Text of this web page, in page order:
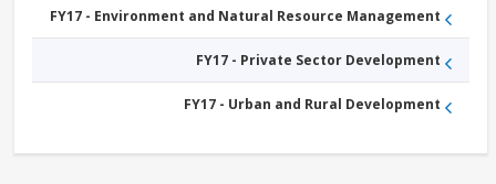
FY17 - Environment and Natural Resource Management
FY17 - Private Sector Development
FY17 - Urban and Rural Development